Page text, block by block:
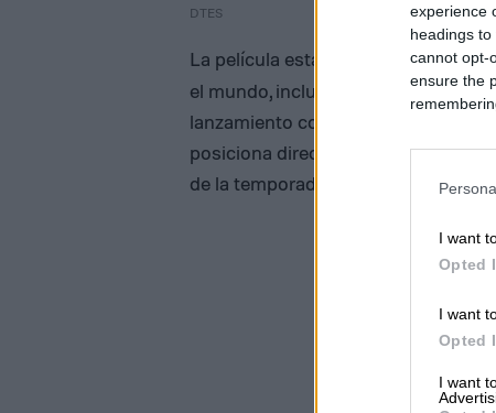
experience
headings
cannot opt-
ensure the
I want
Opted
I want
Opted
I want
DTES
La película está programada para
el mundo, incluyendo
lanzamiento coincide con la
posiciona directamente en la
de la temporada.